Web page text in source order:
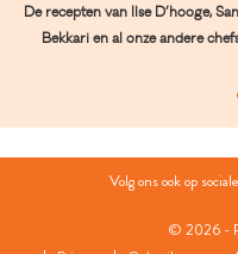
De recepten van Ilse D’hooge,
Bekkari en al onze andere
Volg ons ook op
© 2026 -